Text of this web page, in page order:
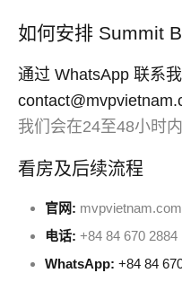
如何安排 Summit
通过 WhatsApp 联系
我们会在24至48小时
看房及后续流程
官网: mvpvietnam.com
电话: +84 84 670 2884
WhatsApp: +84 84